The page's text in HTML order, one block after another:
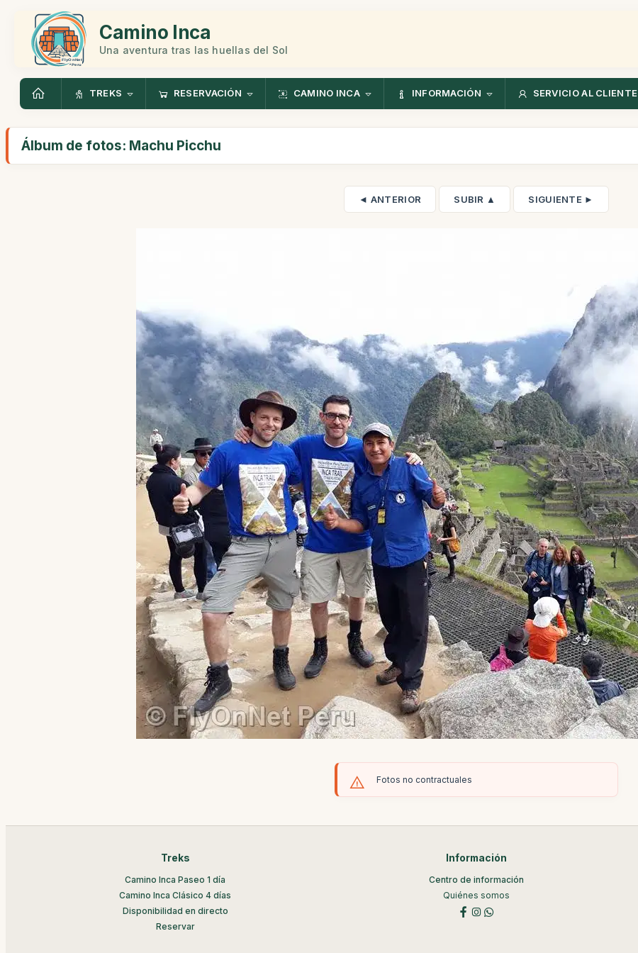
Camino Inca
Una aventura tras las huellas del Sol
TREKS RESERVACIÓN CAMINO INCA INFORMACIÓN SERVICIO AL CLIENTE
Álbum de fotos: Machu Picchu
◄ ANTERIOR SUBIR ▲ SIGUIENTE ►
Fotos no contractuales
Treks
Camino Inca Paseo 1 día
Camino Inca Clásico 4 días
Disponibilidad en directo
Reservar
Información
Centro de información
Quiénes somos